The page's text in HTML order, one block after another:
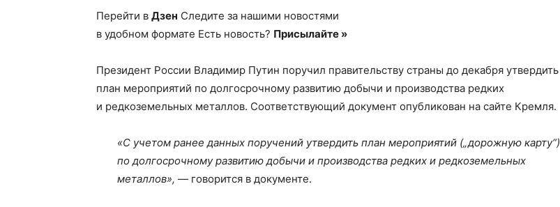
нем
Перейти в Дзен Следите за нашими новостями
в удобном формате Есть новость? Присылайте »
Президент России Владимир Путин поручил правительству страны до декабря утвердить
план мероприятий по долгосрочному развитию добычи и производства редких
и редкоземельных металлов. Соответствующий документ опубликован на сайте Кремля.
«С учетом ранее данных поручений утвердить план мероприятий („дорожную карту“)
по долгосрочному развитию добычи и производства редких и редкоземельных
металлов», — говорится в документе.